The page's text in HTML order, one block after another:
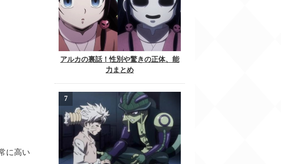
に高い
アルカの裏話！性別や驚きの正体、能
力まとめ